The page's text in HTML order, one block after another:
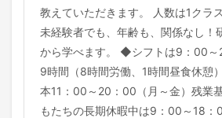
教えていただきます。 人数は1クラ
未経験者でも、年齢も、関係なし！
から学べます。 ◆シフトは9：00～
9時間（8時間労働、1時間昼食休憩
本11：00～20：00（月～金）残
もたちの長期休暇中は9：00～18：